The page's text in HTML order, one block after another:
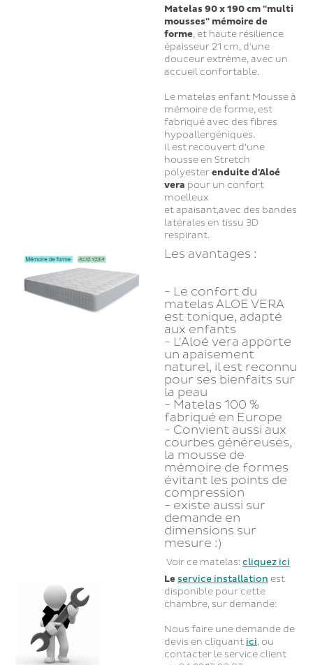
Matelas 90 x 190 cm "multi
mousses" mémoire de
forme, et haute résilience
épaisseur 21 cm, d'une
douceur extrème, avec un
accueil confortable.
Le matelas enfant Mousse à
mémoire de forme, est
fabriqué avec des fibres
hypoallergéniques.
Il est recouvert d’une
housse en Stretch
polyesterenduite d'Aloé
vera pour un confort
moelleux
et apaisant,avec des bandes
latérales en tissu 3D
respirant.
Les avantages :
- Le confort du
matelas ALOE VERA
est tonique, adapté
aux enfants
- L'Aloé vera apporte
un apaisement
naturel, il est reconnu
pour ses bienfaits sur
la peau
- Matelas 100 %
fabriqué en Europe
- Convient aussi aux
courbes généreuses,
la mousse de
mémoire de formes
évitant les points de
compression
- existe aussi sur
demande en
dimensions sur
mesure :)
Voir ce matelas:cliquez ici
Le service installation est
disponible pour cette
chambre, sur demande:
Nous faire une demande de
devis en cliquant ici, ou
contacter le service client